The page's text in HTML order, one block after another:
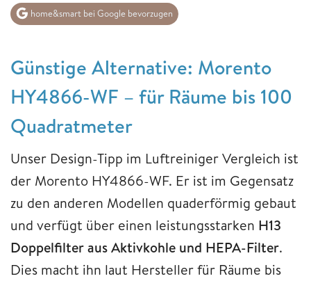
home&smart bei Google bevorzugen
Günstige Alternative: Morento
HY4866-WF – für Räume bis 100
Quadratmeter
Unser Design-Tipp im Luftreiniger Vergleich ist
der Morento HY4866-WF. Er ist im Gegensatz
zu den anderen Modellen quaderförmig gebaut
und verfügt über einen leistungsstarken H13
Doppelfilter aus Aktivkohle und HEPA-Filter.
Dies macht ihn laut Hersteller für Räume bis